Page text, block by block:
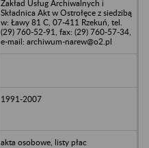
Zakład Usług Archiwalnych i
Składnica Akt w Ostrołęce z siedzibą
w: Ławy 81 C, 07-411 Rzekuń, tel.
(29) 760-52-91, fax: (29) 760-57-34,
e-mail: archiwum-narew@o2.pl
1991-2007
akta osobowe, listy płac